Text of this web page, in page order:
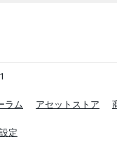
ラム アセットストア
定